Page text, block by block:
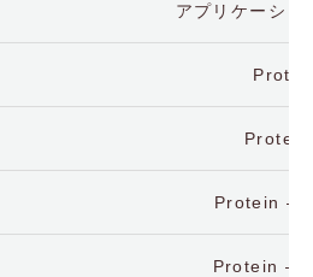
アプリケーシ
Protein –
Protein –